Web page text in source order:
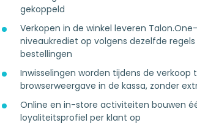
gekoppeld
Verkopen in de winkel leveren
niveaukrediet op volgens dezelfde regels
bestellingen
Inwisselingen worden tijdens de verkoop
browserweergave in de kassa, zonder
Online en in-store activiteiten bouwen
loyaliteitsprofiel per klant op